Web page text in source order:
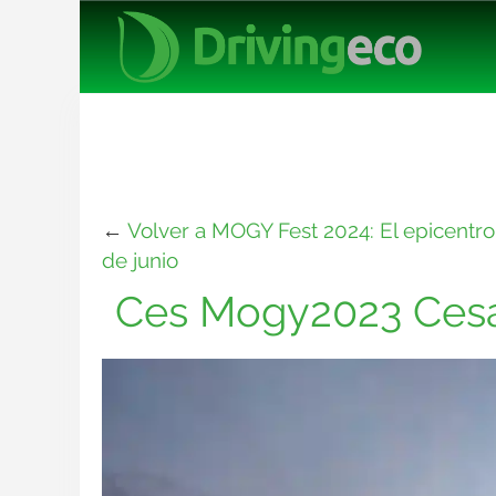
← Volver a MOGY Fest 2024: El
de junio
Ces Mogy2023